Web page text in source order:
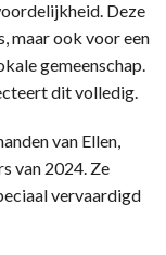
Deze
maar ook voor een
gemeenschap.
dit volledig.
van Ellen,
van 2024. Ze
vervaardigd